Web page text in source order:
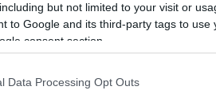
but not limited to your visit or
to Google and its third-party tags to
consent section.
Data Processing Opt Outs
egyszerűbb
leállítására